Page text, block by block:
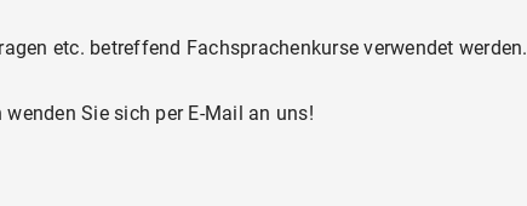
etc. betreffend Fachsprachenkurse verwendet werden.
Sie sich per E-Mail an uns!